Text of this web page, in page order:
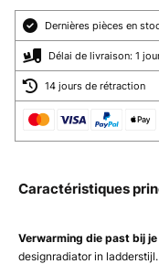
Dernières pièces en
Délai de livraison: 1
14 jours de rétraction
Caractéristiques
Verwarming die past bij
designradiator in